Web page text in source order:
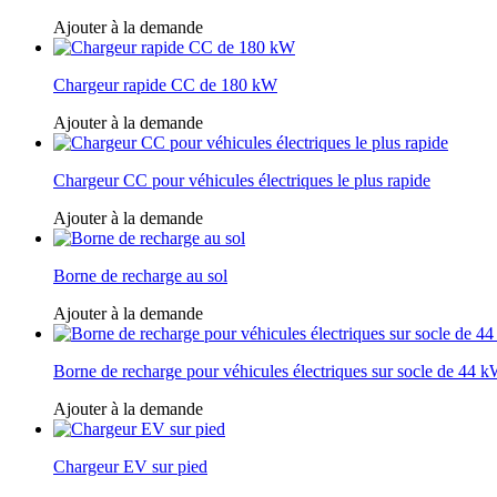
Ajouter à la demande
Chargeur rapide CC de 180 kW
Ajouter à la demande
Chargeur CC pour véhicules électriques le plus rapide
Ajouter à la demande
Borne de recharge au sol
Ajouter à la demande
Borne de recharge pour véhicules électriques sur socle de 44
Ajouter à la demande
Chargeur EV sur pied